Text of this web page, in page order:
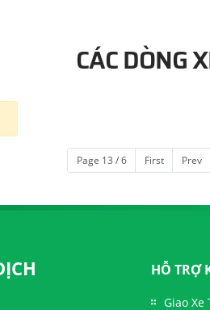
CÁC DÒNG
Page 13 / 6 First Prev
HỖ TRỢ
Giao Xe